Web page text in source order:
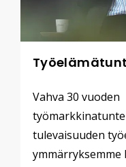
Vahva 30 vuoden
tulevaisuuden
ymmärryksemme